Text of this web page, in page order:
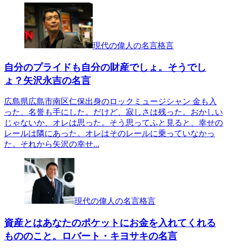
現代の偉人の名言格言
自分のプライドも自分の財産でしょ。そうでし
ょ？矢沢永吉の名言
広島県広島市南区仁保出身のロックミュージシャン 金も入
った、名誉も手にした。だけど、寂しさは残った。おかしい
じゃないか、オレは思った。そう思ってふと見ると、幸せの
レールは隣にあった。オレはそのレールに乗っていなかっ
た。それから矢沢の幸せ...
現代の偉人の名言格言
資産とはあなたのポケットにお金を入れてくれる
もののこと。ロバート・キヨサキの名言